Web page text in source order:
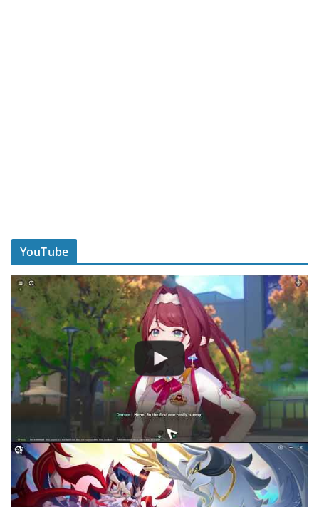
YouTube